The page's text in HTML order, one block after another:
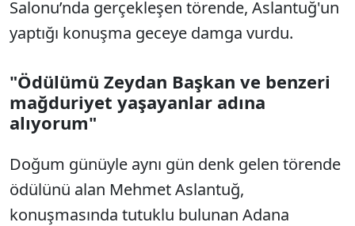
Salonu’nda gerçekleşen törende, Aslantuğ'un
yaptığı konuşma geceye damga vurdu.
"Ödülümü Zeydan Başkan ve benzeri
mağduriyet yaşayanlar adına
alıyorum"
Doğum günüyle aynı gün denk gelen törende
ödülünü alan Mehmet Aslantuğ,
konuşmasında tutuklu bulunan Adana